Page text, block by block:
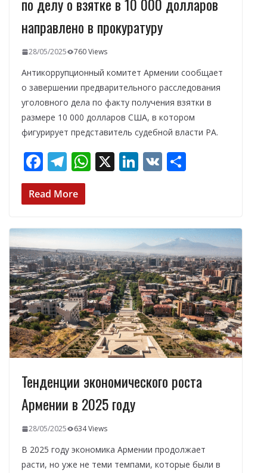
по делу о взятке в 10 000 долларов
направлено в прокуратуру
28/05/2025 760 Views
Антикоррупционный комитет Армении сообщает
о завершении предварительного расследования
уголовного дела по факту получения взятки в
размере 10 000 долларов США, в котором
фигурирует представитель судебной власти РА.
F
ac
e
o
o
k
T
el
e
a
m
W
A
p
p
X Li
dI
n
V
а
в
и
т
ь
Read More
Тенденции экономического роста
Армении в 2025 году
28/05/2025 634 Views
В 2025 году экономика Армении продолжает
расти, но уже не теми темпами, которые были в